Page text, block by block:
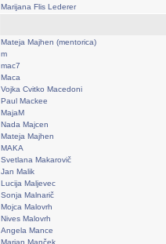
Marijana Flis Lederer
Mateja Majhen (mentorica)
m
mac7
Maca
Vojka Cvitko Macedoni
Paul Mackee
MajaM
Nada Majcen
Mateja Majhen
MAKA
Svetlana Makarovič
Jan Malik
Lucija Maljevec
Sonja Malnarič
Mojca Malovrh
Nives Malovrh
Angela Mance
Marjan Manček